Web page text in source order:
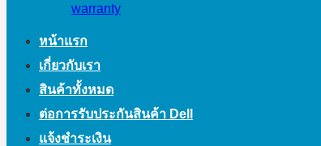
warranty
หน้าแรก
เกี่ยวกับเรา
สินค้าทั้งหมด
ต่อการรับประกันสินค้า Dell
แจ้งชำระเงิน